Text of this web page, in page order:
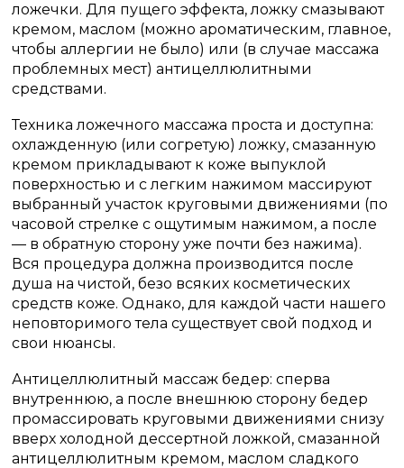
ложечки. Для пущего эффекта, ложку смазывают
кремом, маслом (можно ароматическим, главное,
чтобы аллергии не было) или (в случае массажа
проблемных мест) антицеллюлитными
средствами.
Техника ложечного массажа проста и доступна:
охлажденную (или согретую) ложку, смазанную
кремом прикладывают к коже выпуклой
поверхностью и с легким нажимом массируют
выбранный участок круговыми движениями (по
часовой стрелке с ощутимым нажимом, а после
— в обратную сторону уже почти без нажима).
Вся процедура должна производится после
душа на чистой, безо всяких косметических
средств коже. Однако, для каждой части нашего
неповторимого тела существует свой подход и
свои нюансы.
Антицеллюлитный массаж бедер: сперва
внутреннюю, а после внешнюю сторону бедер
промассировать круговыми движениями снизу
вверх холодной дессертной ложкой, смазанной
антицеллюлитным кремом, маслом сладкого